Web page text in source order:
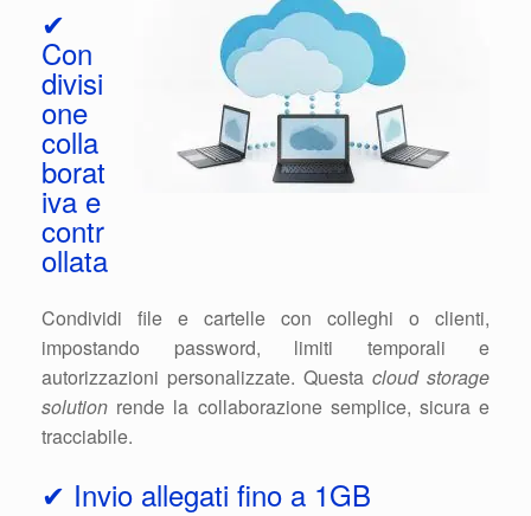
✔
Con
divisi
one
colla
borat
iva e
contr
ollata
Condividi file e cartelle con colleghi o clienti,
impostando password, limiti temporali e
autorizzazioni personalizzate. Questa cloud storage
solution rende la collaborazione semplice, sicura e
tracciabile.
✔ Invio allegati fino a 1GB